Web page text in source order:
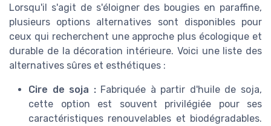
Lorsqu'il s'agit de s'éloigner des bougies en paraffine,
plusieurs options alternatives sont disponibles pour
ceux qui recherchent une approche plus écologique et
durable de la décoration intérieure. Voici une liste des
alternatives sûres et esthétiques :
Cire de soja :Fabriquée à partir d'huile de soja,
cette option est souvent privilégiée pour ses
caractéristiques renouvelables et biodégradables.